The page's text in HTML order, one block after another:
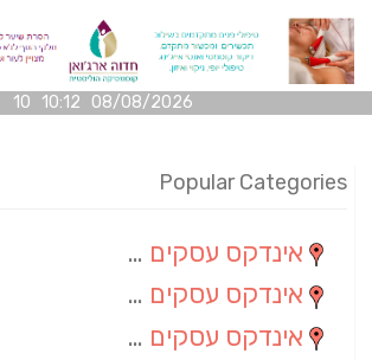
08/08/2026 10:12 10
Popular Categories
אינדקס עסקים מרחבי
אינדקס עסקים מקומי
אינדקס עסקים ארצי